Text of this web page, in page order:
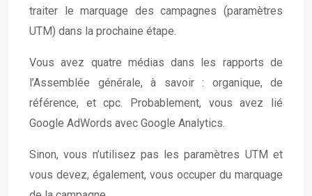
traiter le marquage des campagnes (paramètres
UTM) dans la prochaine étape.
Vous avez quatre médias dans les rapports de
l’Assemblée générale, à savoir : organique, de
référence, et cpc. Probablement, vous avez lié
Google AdWords avec Google Analytics.
Sinon, vous n’utilisez pas les paramètres UTM et
vous devez, également, vous occuper du marquage